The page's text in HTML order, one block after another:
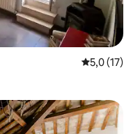
55,0 (17)